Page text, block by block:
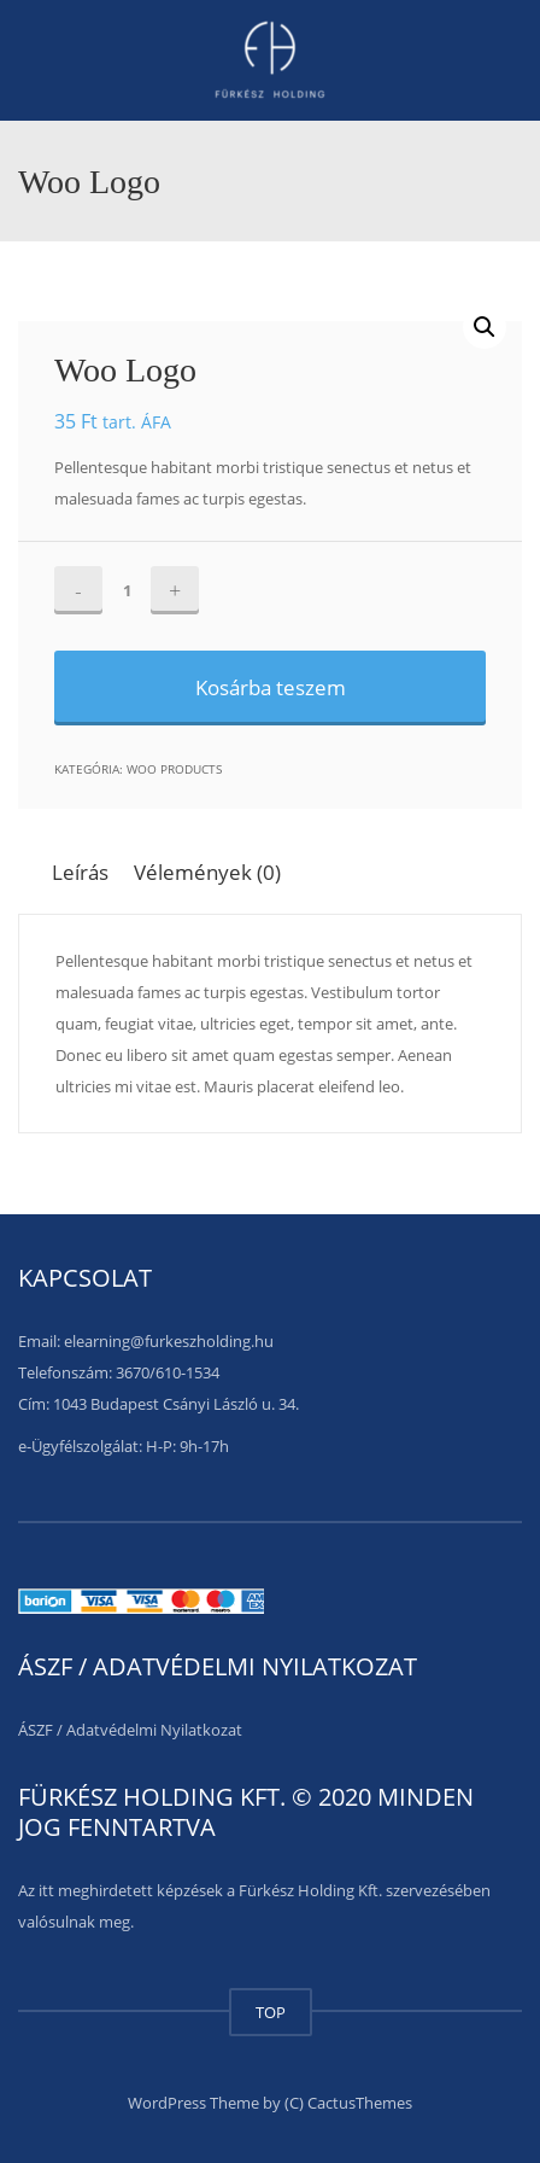
Woo Logo
Woo Logo
35 Ft tart. ÁFA
Pellentesque habitant morbi tristique senectus et netus et
malesuada fames ac turpis egestas.
Woo
Logo
Kosárba teszem
KATEGÓRIA: WOO PRODUCTS
Leírás Vélemények (0)
Pellentesque habitant morbi tristique senectus et netus et
malesuada fames ac turpis egestas. Vestibulum tortor
quam, feugiat vitae, ultricies eget, tempor sit amet, ante.
Donec eu libero sit amet quam egestas semper. Aenean
ultricies mi vitae est. Mauris placerat eleifend leo.
KAPCSOLAT
Email: elearning@furkeszholding.hu
Telefonszám: 3670/610-1534
Cím: 1043 Budapest Csányi László u. 34.
e-Ügyfélszolgálat: H-P: 9h-17h
ÁSZF / ADATVÉDELMI NYILATKOZAT
ÁSZF/Adatvédelmi Nyilatkozat
FÜRKÉSZ HOLDING KFT. © 2020 MINDEN
JOG FENNTARTVA
Az itt meghirdetett képzések a Fürkész Holding Kft. szervezésében
valósulnak meg.
TOP
WordPress Theme by (C) CactusThemes